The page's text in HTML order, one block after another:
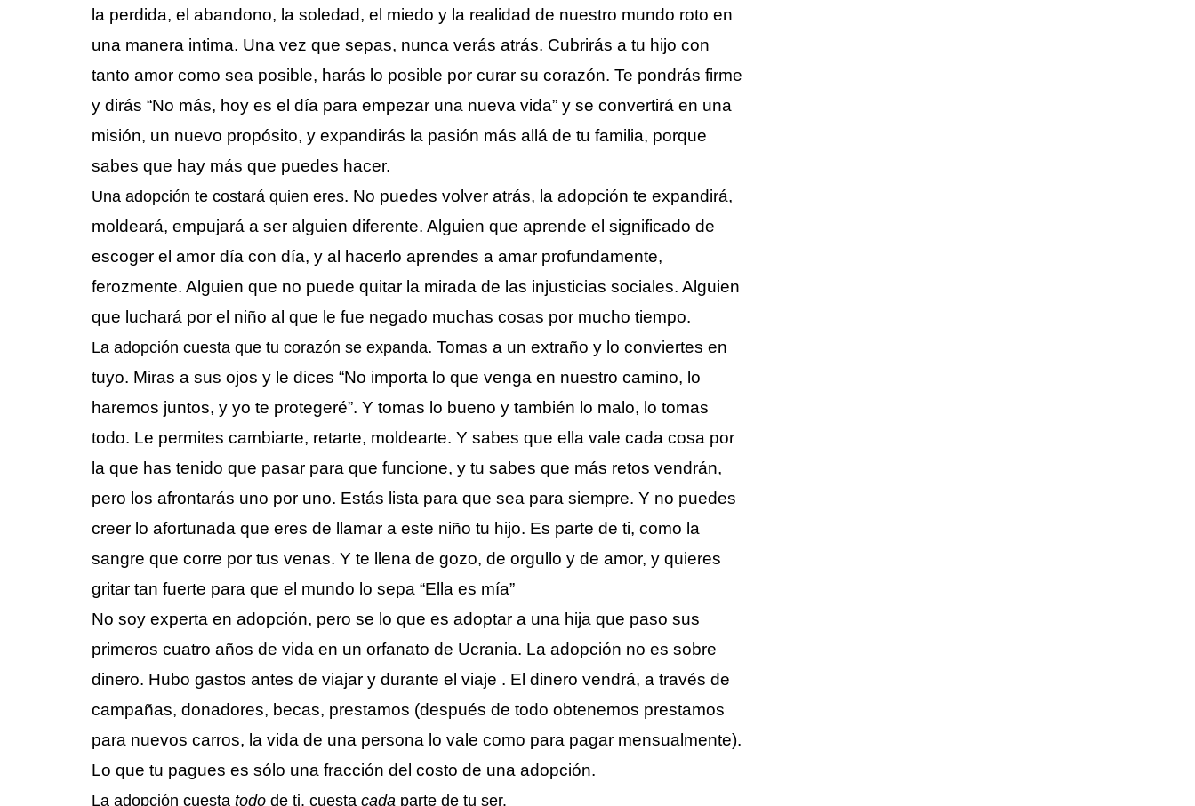
la perdida, el abandono, la soledad, el miedo y la realidad de nuestro mundo roto en
una manera intima. Una vez que sepas, nunca verás atrás. Cubrirás a tu hijo con
tanto amor como sea posible, harás lo posible por curar su corazón. Te pondrás firme
y dirás “No más, hoy es el día para empezar una nueva vida” y se convertirá en una
misión, un nuevo propósito, y expandirás la pasión más allá de tu familia, porque
sabes que hay más que puedes hacer.
Una adopción te costará quien eres. No puedes volver atrás, la adopción te expandirá,
moldeará, empujará a ser alguien diferente. Alguien que aprende el significado de
escoger el amor día con día, y al hacerlo aprendes a amar profundamente,
ferozmente. Alguien que no puede quitar la mirada de las injusticias sociales. Alguien
que luchará por el niño al que le fue negado muchas cosas por mucho tiempo.
La adopción cuesta que tu corazón se expanda. Tomas a un extraño y lo conviertes en
tuyo. Miras a sus ojos y le dices “No importa lo que venga en nuestro camino, lo
haremos juntos, y yo te protegeré”. Y tomas lo bueno y también lo malo, lo tomas
todo. Le permites cambiarte, retarte, moldearte. Y sabes que ella vale cada cosa por
la que has tenido que pasar para que funcione, y tu sabes que más retos vendrán,
pero los afrontarás uno por uno. Estás lista para que sea para siempre. Y no puedes
creer lo afortunada que eres de llamar a este niño tu hijo. Es parte de ti, como la
sangre que corre por tus venas. Y te llena de gozo, de orgullo y de amor, y quieres
gritar tan fuerte para que el mundo lo sepa “Ella es mía”
No soy experta en adopción, pero se lo que es adoptar a una hija que paso sus
primeros cuatro años de vida en un orfanato de Ucrania. La adopción no es sobre
dinero. Hubo gastos antes de viajar y durante el viaje . El dinero vendrá, a través de
campañas, donadores, becas, prestamos (después de todo obtenemos prestamos
para nuevos carros, la vida de una persona lo vale como para pagar mensualmente).
Lo que tu pagues es sólo una fracción del costo de una adopción.
La adopción cuesta todo de ti, cuesta cada parte de tu ser.